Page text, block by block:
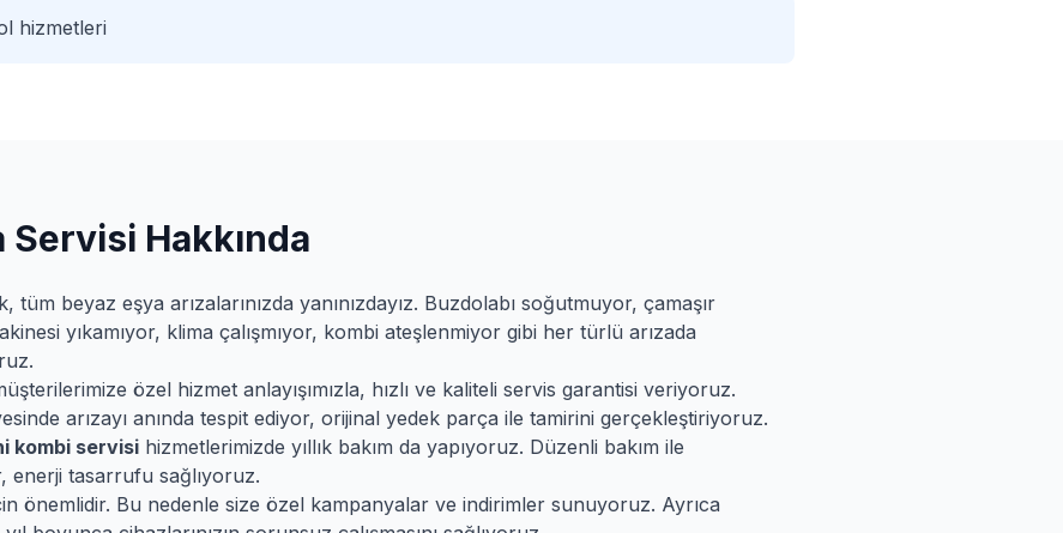
hizmetleri
Servisi Hakkında
tüm beyaz eşya arızalarınızda yanınızdayız. Buzdolabı soğutmuyor, çamaşır
yıkamıyor, klima çalışmıyor, kombi ateşlenmiyor gibi her türlü arızada
özel hizmet anlayışımızla, hızlı ve kaliteli servis garantisi veriyoruz.
arızayı anında tespit ediyor, orijinal yedek parça ile tamirini gerçekleştiriyoruz.
kombi servisi hizmetlerimizde yıllık bakım da yapıyoruz. Düzenli bakım ile
enerji tasarrufu sağlıyoruz.
önemlidir. Bu nedenle size özel kampanyalar ve indirimler sunuyoruz. Ayrıca